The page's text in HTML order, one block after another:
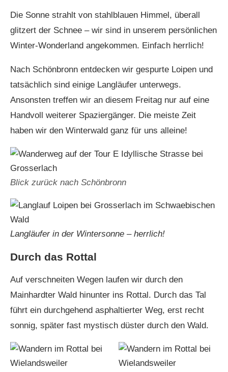
Die Sonne strahlt von stahlblauen Himmel, überall
glitzert der Schnee – wir sind in unserem persönlichen
Winter-Wonderland angekommen. Einfach herrlich!
Nach Schönbronn entdecken wir gespurte Loipen und
tatsächlich sind einige Langläufer unterwegs.
Ansonsten treffen wir an diesem Freitag nur auf eine
Handvoll weiterer Spaziergänger. Die meiste Zeit
haben wir den Winterwald ganz für uns alleine!
Blick zurück nach Schönbronn
Langläufer in der Wintersonne – herrlich!
Durch das Rottal
Auf verschneiten Wegen laufen wir durch den
Mainhardter Wald hinunter ins Rottal. Durch das Tal
führt ein durchgehend asphaltierter Weg, erst recht
sonnig, später fast mystisch düster durch den Wald.